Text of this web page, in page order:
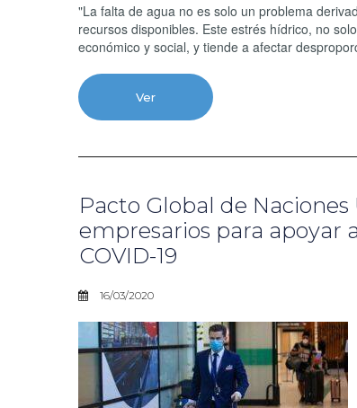
"La falta de agua no es solo un problema
recursos disponibles. Este estrés hídrico, no
económico y social, y tiende a afectar
Ver
Pacto Global de
empresarios para apoyar
COVID-19
16/03/2020